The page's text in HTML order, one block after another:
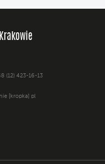
(12) 423-16-13
[kropka] pl